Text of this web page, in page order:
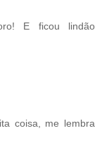
E ficou lindão
coisa, me lembra